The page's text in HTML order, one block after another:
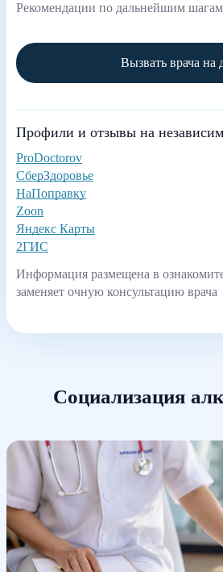
Рекомендации по дальнейшим шагам
Вызвать врача на
Профили и отзывы на
ProDoctorov
СберЗдоровье
НаПоправку
Zoon
Яндекс Карты
2ГИС
Информация размещена в
заменяет очную консультацию врача
Социализация